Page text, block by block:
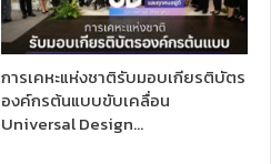
การเคหะแห่งชาติรับมอบเกียรติบัตร
องค์กรต้นแบบขับเคลื่อน
Universal Design…